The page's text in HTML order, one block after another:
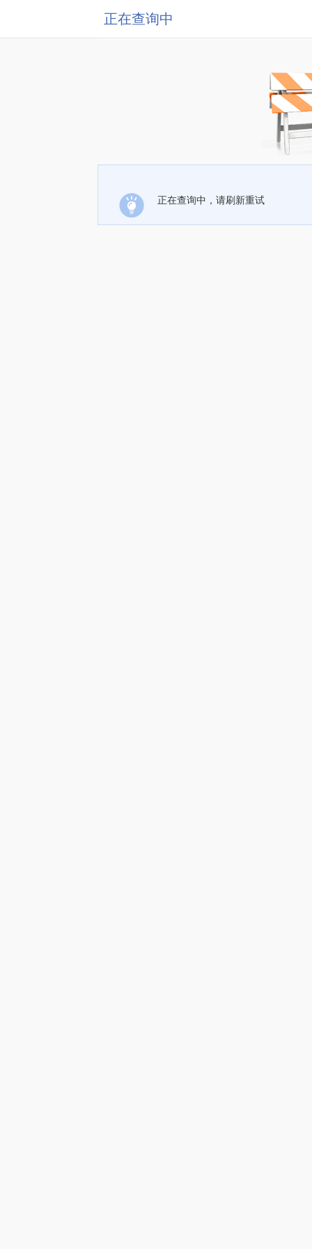
正在查询中
正在查询中，请刷新重试